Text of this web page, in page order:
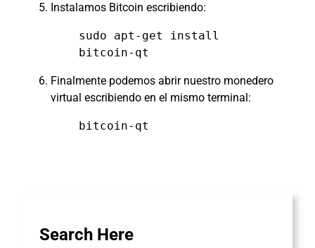
Instalamos Bitcoin escribiendo:
sudo apt-get install
bitcoin-qt
Finalmente podemos abrir nuestro monedero
virtual escribiendo en el mismo terminal:
bitcoin-qt
Search Here